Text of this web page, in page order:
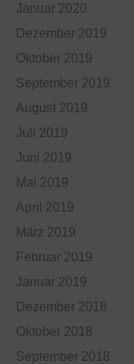
Januar 2020
Dezember 2019
Oktober 2019
September 2019
August 2019
Juli 2019
Juni 2019
Mai 2019
April 2019
März 2019
Februar 2019
Januar 2019
Dezember 2018
Oktober 2018
September 2018